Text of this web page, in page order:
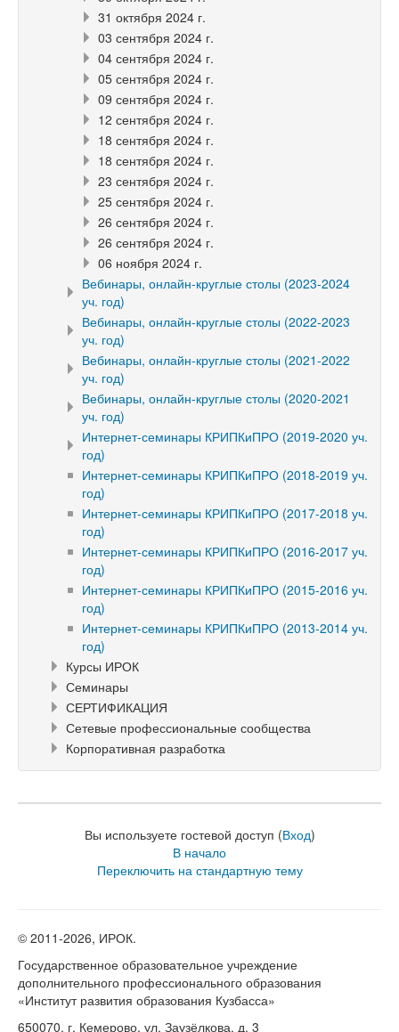
31 октября 2024 г.
03 сентября 2024 г.
04 сентября 2024 г.
05 сентября 2024 г.
09 сентября 2024 г.
12 сентября 2024 г.
18 сентября 2024 г.
18 сентября 2024 г.
23 сентября 2024 г.
25 сентября 2024 г.
26 сентября 2024 г.
26 сентября 2024 г.
06 ноября 2024 г.
Вебинары, онлайн-круглые столы (2023-2024
уч. год)
Вебинары, онлайн-круглые столы (2022-2023
уч. год)
Вебинары, онлайн-круглые столы (2021-2022
уч. год)
Вебинары, онлайн-круглые столы (2020-2021
уч. год)
Интернет-семинары КРИПКиПРО (2019-2020 уч.
год)
Интернет-семинары КРИПКиПРО (2018-2019 уч.
год)
Интернет-семинары КРИПКиПРО (2017-2018 уч.
год)
Интернет-семинары КРИПКиПРО (2016-2017 уч.
год)
Интернет-семинары КРИПКиПРО (2015-2016 уч.
год)
Интернет-семинары КРИПКиПРО (2013-2014 уч.
год)
Курсы ИРОК
Семинары
СЕРТИФИКАЦИЯ
Сетевые профессиональные сообщества
Корпоративная разработка
Вы используете гостевой доступ (Вход)
В начало
Переключить на стандартную тему
© 2011-2026, ИРОК.
Государственное образовательное учреждение
дополнительного профессионального образования
«Институт развития образования Кузбасса»
650070, г. Кемерово, ул. Заузёлкова, д. 3